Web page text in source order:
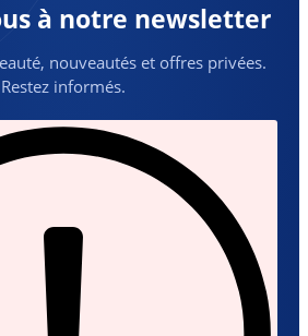
à notre newsletter
nouveautés et offres privées.
Restez informés.